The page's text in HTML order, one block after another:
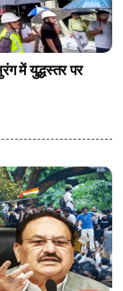
में युद्धस्तर पर